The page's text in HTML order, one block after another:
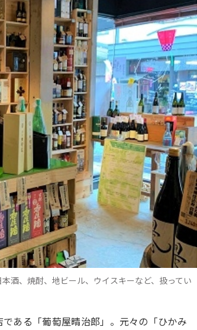
酒、焼酎、地ビール、ウイスキーなど、扱ってい
ある「葡萄屋晴治郎」。元々の「ひかみ